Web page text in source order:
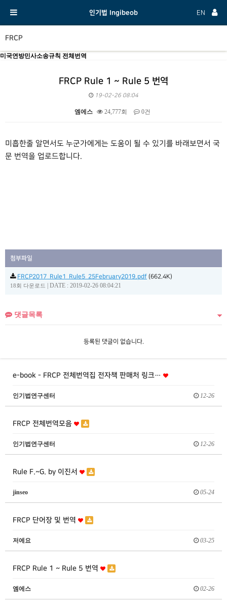
인기법 Ingibeob EN
FRCP
미국연방민사소송규칙 전체번역
FRCP Rule 1 ~ Rule 5 번역
19-02-26 08:04
엠에스 24,777회 0건
미흡한줄 알면서도 누군가에게는 도움이 될 수 있기를 바래보면서 국
문 번역을 업로드합니다.
첨부파일
FRCP2017_Rule1_Rule5_25February2019.pdf (662.4K)
18회 다운로드 DATE : 2019-02-26 08:04:21
댓글목록
등록된 댓글이 없습니다.
e-book - FRCP 전체번역집 전자책 판매처 링크…
인기법연구센터 12-26
FRCP 전체번역모음
인기법연구센터 12-26
Rule F.~G. by 이진서
jinseo 05-24
FRCP 단어장 및 번역
저에요 03-25
FRCP Rule 1 ~ Rule 5 번역
엠에스 02-26